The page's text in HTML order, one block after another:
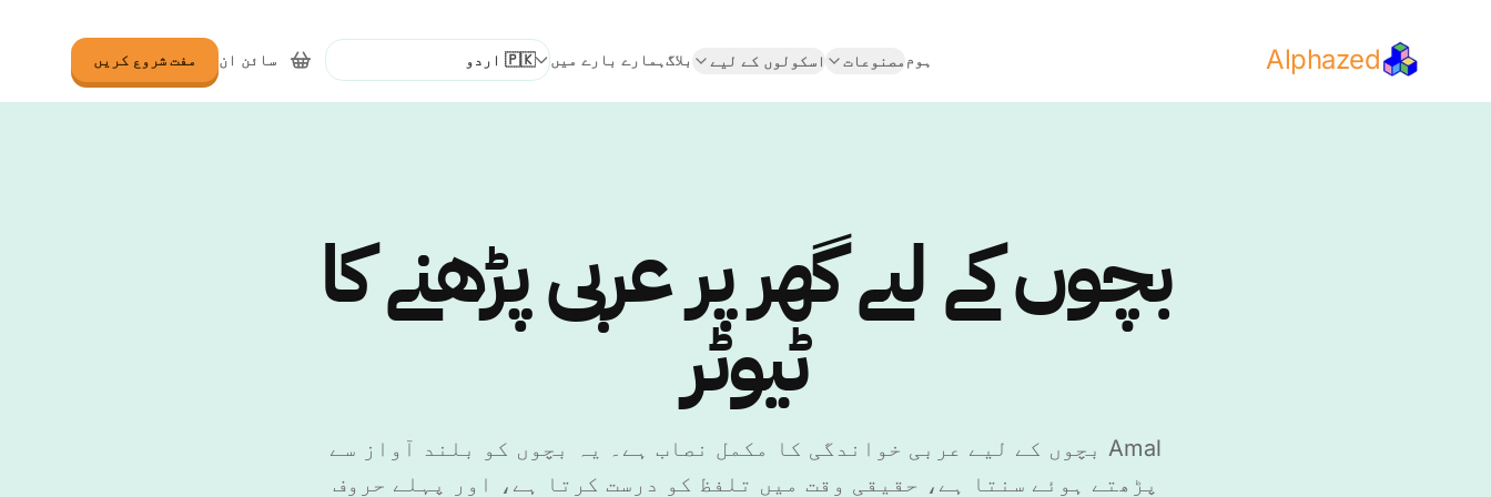
Alphazed ہوم مصنوعات اسکولوں کے لیے بلاگہمارے بارے میں
زبان منتخب کریں
سائن ان مفت شروع کریں
بچوں کے لیے گھر پر عربی پڑھنے کا
ٹیوٹر
Amal بچوں کے لیے عربی خواندگی کا مکمل نصاب ہے۔ یہ بچوں کو بلند آواز سے
پڑھتے ہوئے سنتا ہے، حقیقی وقت میں تلفظ کو درست کرتا ہے، اور پہلے حروف